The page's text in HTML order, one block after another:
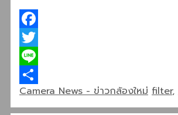
Facebook
Twitter
Line
Share
Categories
Camera News - ข่าวกล้องใหม่ Tags
filter,